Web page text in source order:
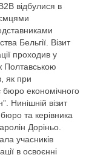
відбулися в
Бельгії. Візит
проходив у
Полтавською
як при
бюро економічного
Нинішній візит
та керівника
Доріньо.
учасників
в освоєнні